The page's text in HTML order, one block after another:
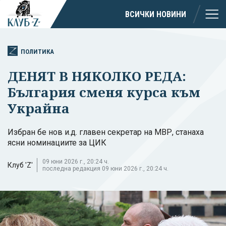
ВСИЧКИ НОВИНИ
ПОЛИТИКА
ДЕНЯТ В НЯКОЛКО РЕДА:
България сменя курса към
Украйна
Избран бе нов и.д. главен секретар на МВР, станаха
ясни номинациите за ЦИК
Клуб 'Z'
09 юни 2026 г., 20:24 ч.
последна редакция 09 юни 2026 г., 20:24 ч.